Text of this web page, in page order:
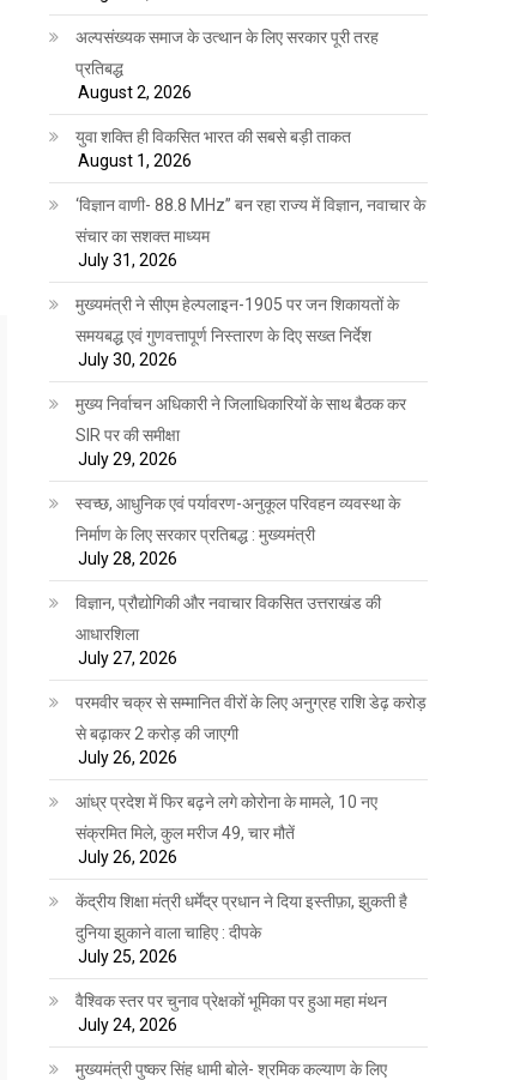
अल्पसंख्यक समाज के उत्थान के लिए सरकार पूरी तरह
प्रतिबद्ध
August 2, 2026
युवा शक्ति ही विकसित भारत की सबसे बड़ी ताकत
August 1, 2026
‘विज्ञान वाणी- 88.8 MHz” बन रहा राज्य में विज्ञान, नवाचार के
संचार का सशक्त माध्यम
July 31, 2026
मुख्यमंत्री ने सीएम हेल्पलाइन-1905 पर जन शिकायतों के
समयबद्ध एवं गुणवत्तापूर्ण निस्तारण के दिए सख्त निर्देश
July 30, 2026
मुख्य निर्वाचन अधिकारी ने जिलाधिकारियों के साथ बैठक कर
SIR पर की समीक्षा
July 29, 2026
स्वच्छ, आधुनिक एवं पर्यावरण-अनुकूल परिवहन व्यवस्था के
निर्माण के लिए सरकार प्रतिबद्ध : मुख्यमंत्री
July 28, 2026
विज्ञान, प्रौद्योगिकी और नवाचार विकसित उत्तराखंड की
आधारशिला
July 27, 2026
परमवीर चक्र से सम्मानित वीरों के लिए अनुग्रह राशि डेढ़ करोड़
से बढ़ाकर 2 करोड़ की जाएगी
July 26, 2026
आंध्र प्रदेश में फिर बढ़ने लगे कोरोना के मामले, 10 नए
संक्रमित मिले, कुल मरीज 49, चार मौतें
July 26, 2026
केंद्रीय शिक्षा मंत्री धर्मेंद्र प्रधान ने दिया इस्तीफ़ा, झुकती है
दुनिया झुकाने वाला चाहिए : दीपके
July 25, 2026
वैश्विक स्तर पर चुनाव प्रेक्षकों भूमिका पर हुआ महा मंथन
July 24, 2026
मुख्यमंत्री पुष्कर सिंह धामी बोले- श्रमिक कल्याण के लिए